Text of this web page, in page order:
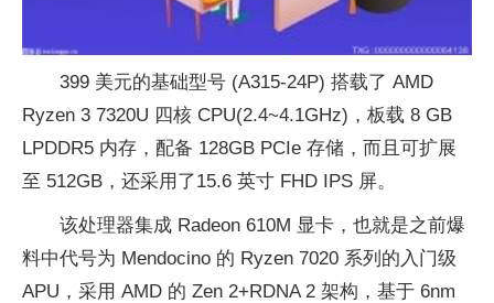
399 美元的基础型号 (A315-24P) 搭载了 AMD
Ryzen 3 7320U 四核 CPU(2.4~4.1GHz)，板载 8 GB
LPDDR5 内存，配备 128GB PCIe 存储，而且可扩展
至 512GB，还采用了15.6 英寸 FHD IPS 屏。
该处理器集成 Radeon 610M 显卡，也就是之前爆
料中代号为 Mendocino 的 Ryzen 7020 系列的入门级
APU，采用 AMD 的 Zen 2+RDNA 2 架构，基于 6nm